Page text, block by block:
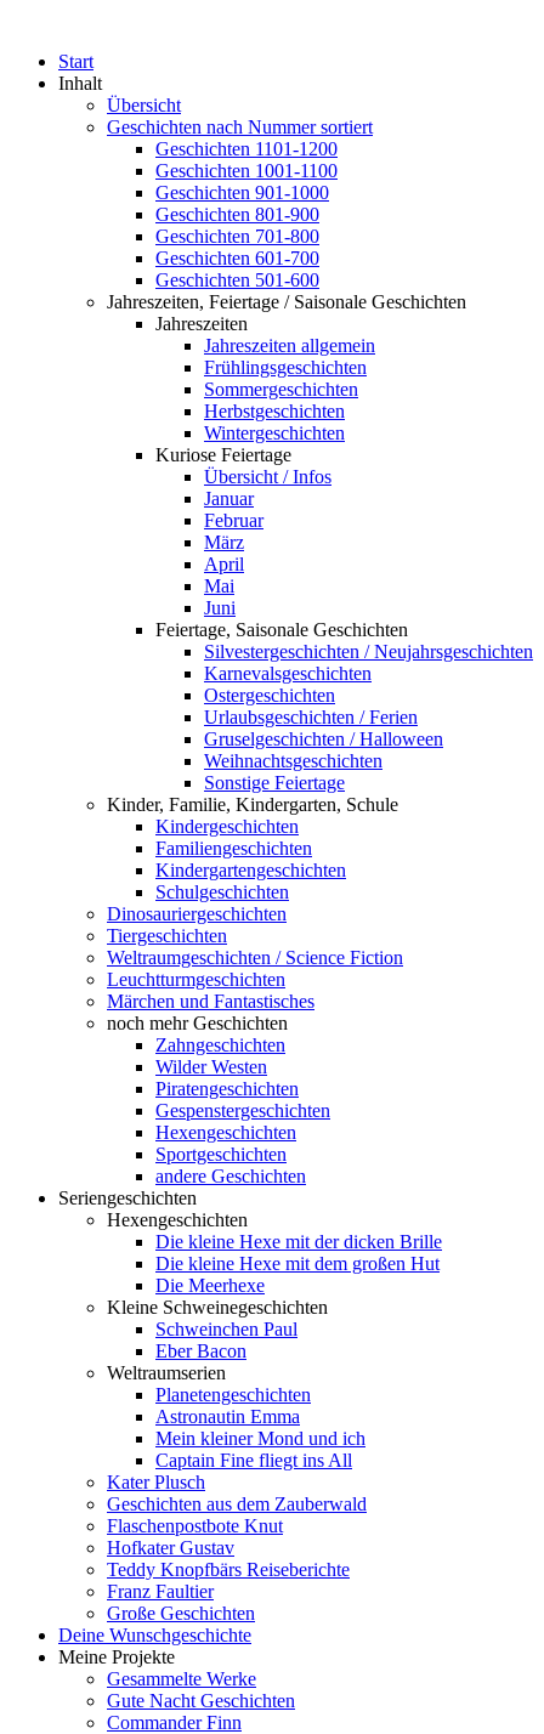
Start
Inhalt
Übersicht
Geschichten nach Nummer sortiert
Geschichten 1101-1200
Geschichten 1001-1100
Geschichten 901-1000
Geschichten 801-900
Geschichten 701-800
Geschichten 601-700
Geschichten 501-600
Jahreszeiten, Feiertage / Saisonale Geschichten
Jahreszeiten
Jahreszeiten allgemein
Frühlingsgeschichten
Sommergeschichten
Herbstgeschichten
Wintergeschichten
Kuriose Feiertage
Übersicht / Infos
Januar
Februar
März
April
Mai
Juni
Feiertage, Saisonale Geschichten
Silvestergeschichten / Neujahrsgeschichten
Karnevalsgeschichten
Ostergeschichten
Urlaubsgeschichten / Ferien
Gruselgeschichten / Halloween
Weihnachtsgeschichten
Sonstige Feiertage
Kinder, Familie, Kindergarten, Schule
Kindergeschichten
Familiengeschichten
Kindergartengeschichten
Schulgeschichten
Dinosauriergeschichten
Tiergeschichten
Weltraumgeschichten / Science Fiction
Leuchtturmgeschichten
Märchen und Fantastisches
noch mehr Geschichten
Zahngeschichten
Wilder Westen
Piratengeschichten
Gespenstergeschichten
Hexengeschichten
Sportgeschichten
andere Geschichten
Seriengeschichten
Hexengeschichten
Die kleine Hexe mit der dicken Brille
Die kleine Hexe mit dem großen Hut
Die Meerhexe
Kleine Schweinegeschichten
Schweinchen Paul
Eber Bacon
Weltraumserien
Planetengeschichten
Astronautin Emma
Mein kleiner Mond und ich
Captain Fine fliegt ins All
Kater Plusch
Geschichten aus dem Zauberwald
Flaschenpostbote Knut
Hofkater Gustav
Teddy Knopfbärs Reiseberichte
Franz Faultier
Große Geschichten
Deine Wunschgeschichte
Meine Projekte
Gesammelte Werke
Gute Nacht Geschichten
Commander Finn